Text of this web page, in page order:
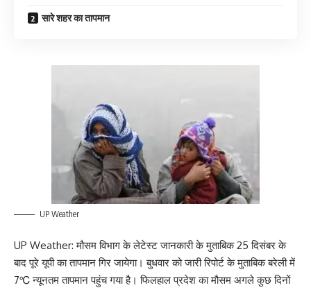
सारे शहर का तापमान
UP Weather
UP Weather: मौसम विभाग के लेटेस्ट जानकारी के मुताबिक 25 दिसंबर के
बाद पूरे यूपी का तापमान गिर जायेगा। बुधवार को जारी रिपोर्ट के मुताबिक बरेली में
7℃ न्यूनतम तापमान पहुंच गया है। फिलहाल प्रदेश का मौसम अगले कुछ दिनों